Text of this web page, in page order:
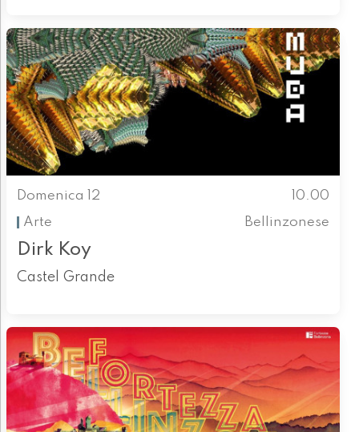
Domenica 12
10.00
Arte
Bellinzonese
Dirk Koy
Castel Grande